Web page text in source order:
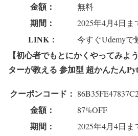
金額： 無料
期間： 2025年4月4日ま
LINK： 今すぐUdemyで
【初心者でもとにかくやってみよ
ターが教える 参加型 超かんたん
クーポンコード：
金額： 87%OFF
期間： 2025年4月4日ま